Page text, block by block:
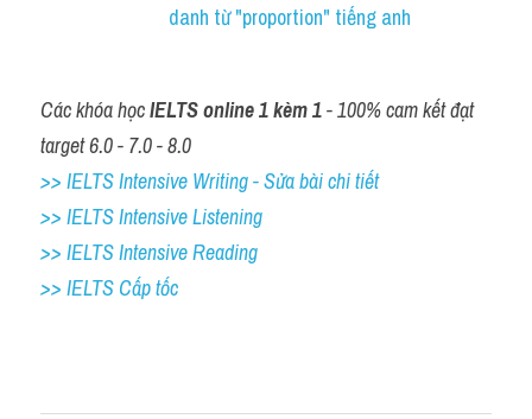
danh từ "proportion" tiếng anh
Các khóa học IELTS online 1 kèm 1 - 100% cam kết đạt
target 6.0 - 7.0 - 8.0
>> IELTS Intensive Writing - Sửa bài chi tiết
>> IELTS Intensive Listening
>> IELTS Intensive Reading
>> IELTS Cấp tốc